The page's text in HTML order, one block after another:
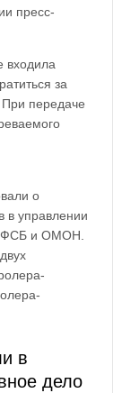
пресс-
входила
за
передаче
о
в управлении
ФСБ и ОМОН.
в
дело